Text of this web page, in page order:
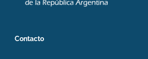
Contacto